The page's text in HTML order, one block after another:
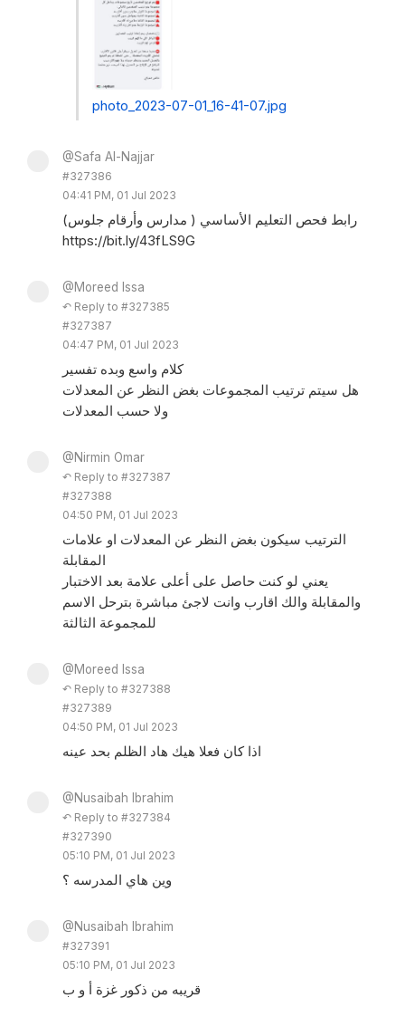
photo_2023-07-01_16-41-07.jpg
@Safa Al-Najjar
#327386
04:41 PM, 01 Jul 2023
رابط فحص التعليم الأساسي ( مدارس وأرقام جلوس)
https://bit.ly/43fLS9G
@Moreed Issa
↶ Reply to #327385
#327387
04:47 PM, 01 Jul 2023
كلام واسع وبده تفسير
هل سيتم ترتيب المجموعات بغض النظر عن المعدلات
ولا حسب المعدلات
@Nirmin Omar
↶ Reply to #327387
#327388
04:50 PM, 01 Jul 2023
الترتيب سيكون بغض النظر عن المعدلات او علامات
المقابلة
يعني لو كنت حاصل على أعلى علامة بعد الاختبار
والمقابلة والك اقارب وانت لاجئ مباشرة بترحل الاسم
للمجموعة الثالثة
@Moreed Issa
↶ Reply to #327388
#327389
04:50 PM, 01 Jul 2023
اذا كان فعلا هيك هاد الظلم بحد عينه
@Nusaibah Ibrahim
↶ Reply to #327384
#327390
05:10 PM, 01 Jul 2023
وين هاي المدرسه ؟
@Nusaibah Ibrahim
#327391
05:10 PM, 01 Jul 2023
قريبه من ذكور غزة أ و ب